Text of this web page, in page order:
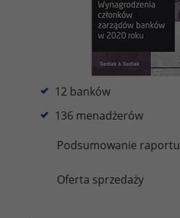
12 banków
136 menadżerów
Podsumowanie raportu
Oferta sprzedaży